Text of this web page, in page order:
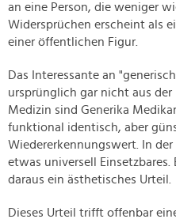
an eine Person, die weniger
Widersprüchen erscheint als
einer öffentlichen Figur.
Das Interessante an
ursprünglich gar nicht aus
Medizin sind Generika
funktional identisch, aber
Wiedererkennungswert. In
etwas universell
daraus ein ästhetisches Urteil.
Dieses Urteil trifft offenbar